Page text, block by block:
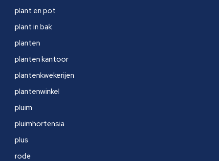
plant en pot
plant in bak
planten
planten kantoor
plantenkwekerijen
plantenwinkel
pluim
pluimhortensia
plus
rode